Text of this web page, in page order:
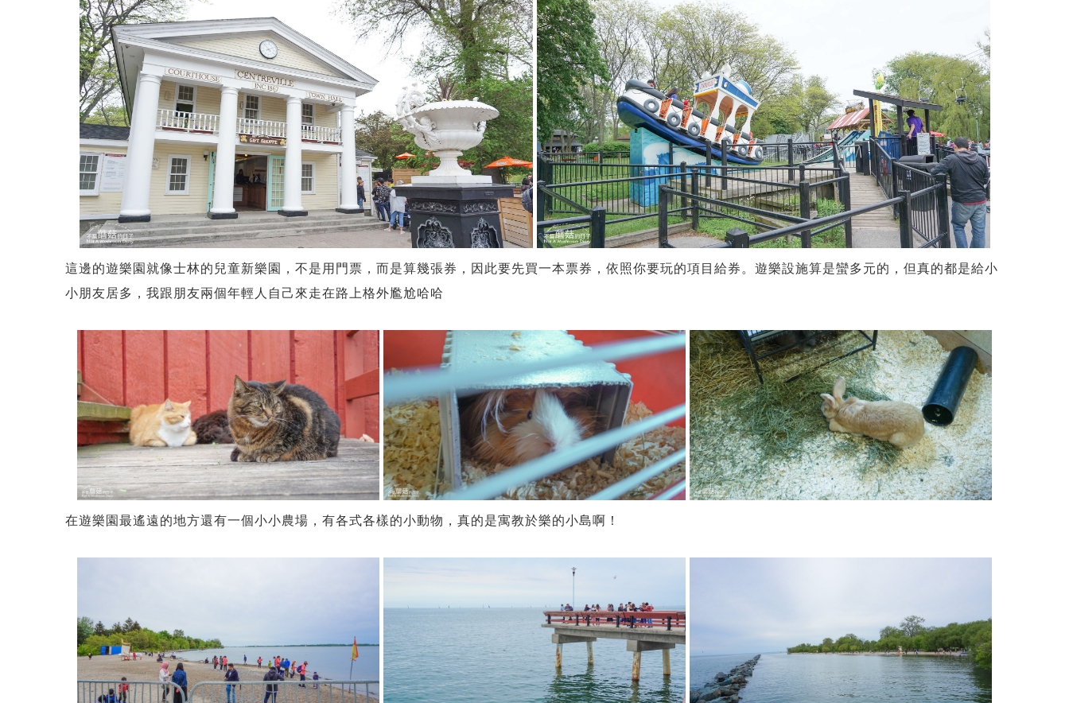
這邊的遊樂園就像士林的兒童新樂園，不是用門票，而是算幾張券，因此要先買一本票券，依照你要玩的項目給券。遊樂設施算是蠻多元的，但真的都是給小
小朋友居多，我跟朋友兩個年輕人自己來走在路上格外尷尬哈哈
在遊樂園最遙遠的地方還有一個小小農場，有各式各樣的小動物，真的是寓教於樂的小島啊！